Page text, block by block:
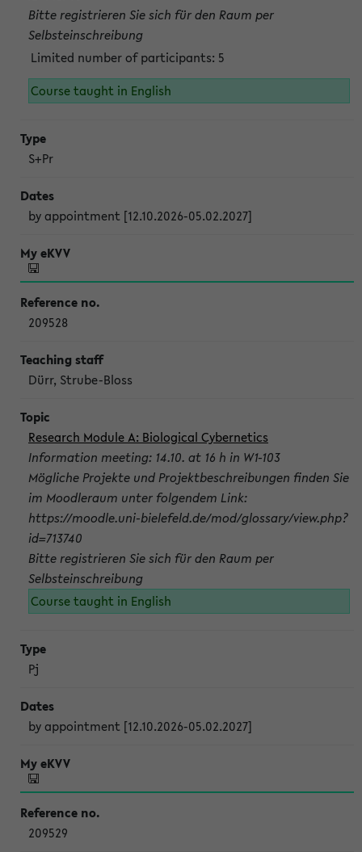
Bitte registrieren Sie sich für den Raum per
Selbsteinschreibung
Limited number of participants: 5
Course taught in English
S+Pr
by appointment [12.10.2026-05.02.2027]
209528
Dürr, Strube-Bloss
Research Module A: Biological Cybernetics
Information meeting: 14.10. at 16 h in W1-103
Mögliche Projekte und Projektbeschreibungen finden Sie
im Moodleraum unter folgendem Link:
https://moodle.uni-bielefeld.de/mod/glossary/view.php?
id=713740
Bitte registrieren Sie sich für den Raum per
Selbsteinschreibung
Course taught in English
Pj
by appointment [12.10.2026-05.02.2027]
209529